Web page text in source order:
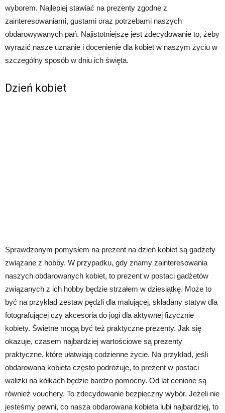
wyborem. Najlepiej stawiać na prezenty zgodne z
zainteresowaniami, gustami oraz potrzebami naszych
obdarowywanych pań. Najistotniejsze jest zdecydowanie to, żeby
wyrazić nasze uznanie i docenienie dla kobiet w naszym życiu w
szczególny sposób w dniu ich święta.
Dzień kobiet
Sprawdzonym pomysłem na prezent na dzień kobiet są gadżety
związane z hobby. W przypadku, gdy znamy zainteresowania
naszych obdarowanych kobiet, to prezent w postaci gadżetów
związanych z ich hobby będzie strzałem w dziesiątkę. Może to
być na przykład zestaw pędzli dla malującej, składany statyw dla
fotografującej czy akcesoria do jogi dla aktywnej fizycznie
kobiety. Świetne mogą być też praktyczne prezenty. Jak się
okazuje, czasem najbardziej wartościowe są prezenty
praktyczne, które ułatwiają codzienne życie. Na przykład, jeśli
obdarowana kobieta często podróżuje, to prezent w postaci
walizki na kółkach będzie bardzo pomocny. Od lat cenione są
również vouchery. To zdecydowanie bezpieczny wybór. Jeżeli nie
jesteśmy pewni, co nasza obdarowana kobieta lubi najbardziej, to